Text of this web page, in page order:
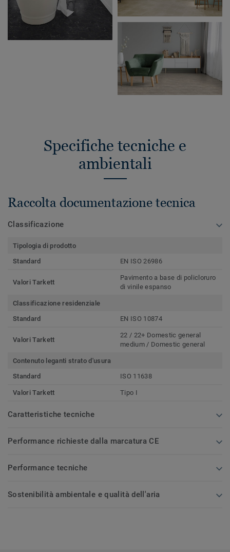
Specifiche tecniche e
ambientali
Raccolta documentazione tecnica
Classificazione
Tipologia di prodotto
Standard
EN ISO 26986
Valori Tarkett
Pavimento a base di policloruro
di vinile espanso
Classificazione residenziale
Standard
EN ISO 10874
Valori Tarkett
22 / 22+ Domestic general
medium / Domestic general
Contenuto leganti strato d'usura
Standard
ISO 11638
Valori Tarkett Tipo I
Caratteristiche tecniche
Performance richieste dalla marcatura CE
Performance tecniche
Sostenibilità ambientale e qualità dell'aria